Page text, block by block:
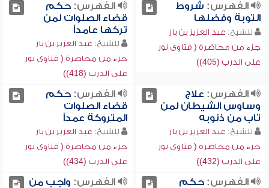
الفهرس: شروط
التوبة وفضلها
للشيخ: عبد العزيز بن باز
جزء من محاضرة ( فتاوى نور
على الدرب (405))
الفهرس:حكم
قضاء الصلوات لمن
تركها عامداً
للشيخ: عبد العزيز بن باز
جزء من محاضرة ( فتاوى نور
على الدرب (418))
الفهرس: علاج
وساوس الشيطان لمن
تاب من ذنوبه
للشيخ: عبد العزيز بن باز
جزء من محاضرة ( فتاوى نور
على الدرب (432))
الفهرس:حكم
قضاء الصلوات
المتروكة عمداً
للشيخ: عبد العزيز بن باز
جزء من محاضرة ( فتاوى نور
على الدرب (434))
الفهرس:حكم
الفهرس: واجب من